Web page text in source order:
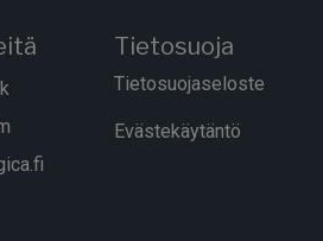
Tietosuoja
Tietosuojaseloste
Evästekäytäntö